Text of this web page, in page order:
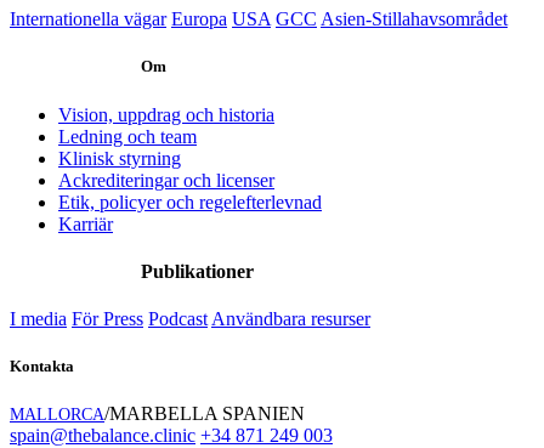
Internationella vägar Europa USA GCC Asien-Stillahavsområdet
Om
Vision, uppdrag och historia
Ledning och team
Klinisk styrning
Ackrediteringar och licenser
Etik, policyer och regelefterlevnad
Karriär
Publikationer
I media För Press Podcast Användbara resurser
Kontakta
MALLORCA/MARBELLA SPANIEN
spain@thebalance.clinic +34 871 249 003